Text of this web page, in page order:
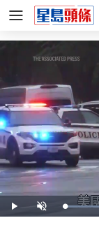
Play Unmute